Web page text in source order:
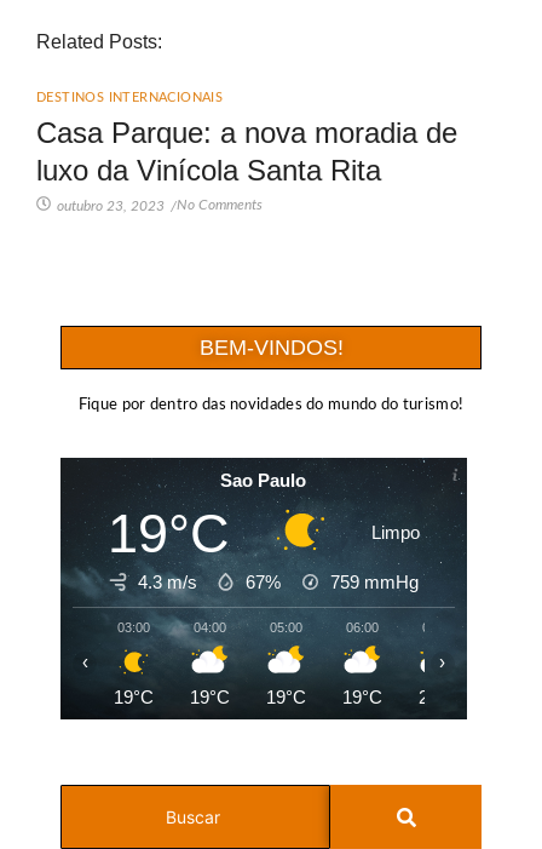
Related Posts:
DESTINOS INTERNACIONAIS
Casa Parque: a nova moradia de
luxo da Vinícola Santa Rita
outubro 23, 2023 /No Comments
BEM-VINDOS!
Fique por dentro das novidades do mundo do turismo!
Sao Paulo
19°C Limpo
4.3 m/s 67% 759 mmHg
03:00
19°C
04:00
19°C
05:00
19°C
06:00
19°C
07:00
20°C
‹ ›